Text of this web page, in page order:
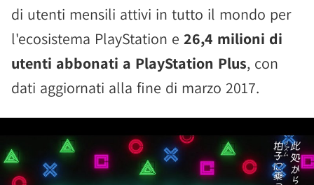
di utenti mensili attivi in tutto il mondo per
l'ecosistema PlayStation e 26,4 milioni di
utenti abbonati a PlayStation Plus, con
dati aggiornati alla fine di marzo 2017.